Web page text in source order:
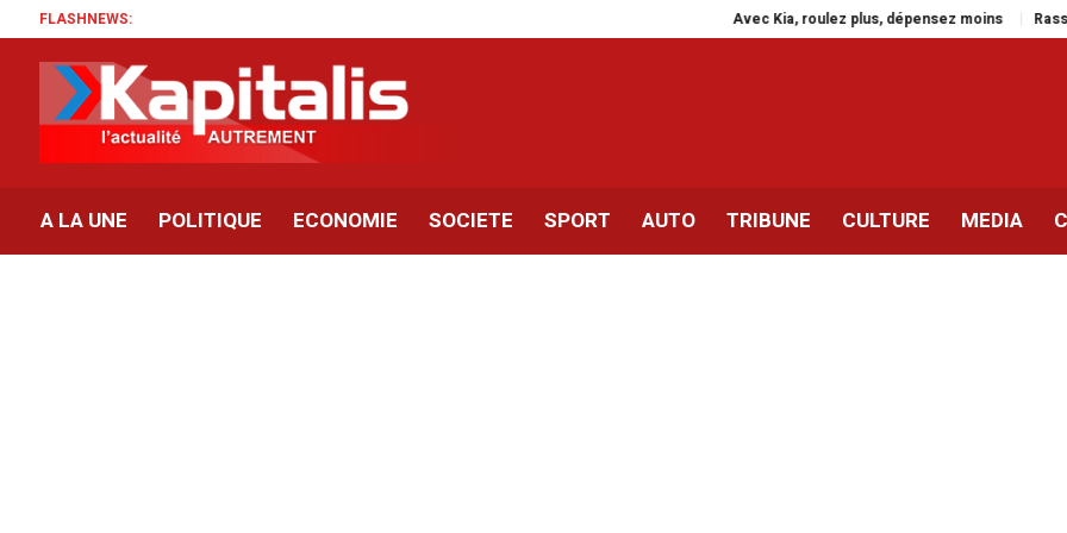
FLASHNEWS: Avec Kia, roulez plus, dépensez moins
A LA UNE POLITIQUE ECONOMIE SOCIETE SPORT AUTO TRIBUNE CULTURE MEDIA